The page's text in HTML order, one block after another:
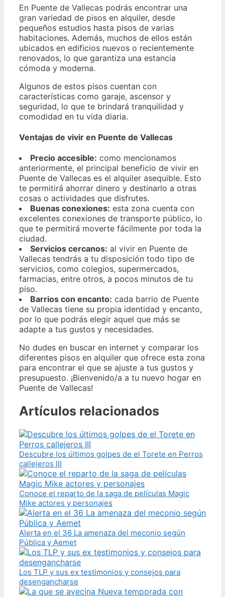
En Puente de Vallecas podrás encontrar una
gran variedad de pisos en alquiler, desde
pequeños estudios hasta pisos de varias
habitaciones. Además, muchos de ellos están
ubicados en edificios nuevos o recientemente
renovados, lo que garantiza una estancia
cómoda y moderna.
Algunos de estos pisos cuentan con
características como garaje, ascensor y
seguridad, lo que te brindará tranquilidad y
comodidad en tu vida diaria.
Ventajas de vivir en Puente de Vallecas
Precio accesible: como mencionamos
anteriormente, el principal beneficio de vivir en
Puente de Vallecas es el alquiler asequible. Esto
te permitirá ahorrar dinero y destinarlo a otras
cosas o actividades que disfrutes.
Buenas conexiones: esta zona cuenta con
excelentes conexiones de transporte público, lo
que te permitirá moverte fácilmente por toda la
ciudad.
Servicios cercanos: al vivir en Puente de
Vallecas tendrás a tu disposición todo tipo de
servicios, como colegios, supermercados,
farmacias, entre otros, a pocos minutos de tu
piso.
Barrios con encanto: cada barrio de Puente
de Vallecas tiene su propia identidad y encanto,
por lo que podrás elegir aquel que más se
adapte a tus gustos y necesidades.
No dudes en buscar en internet y comparar los
diferentes pisos en alquiler que ofrece esta zona
para encontrar el que se ajuste a tus gustos y
presupuesto. ¡Bienvenido/a a tu nuevo hogar en
Puente de Vallecas!
Artículos relacionados
Descubre los últimos golpes de el Torete en Perros
callejeros III
Conoce el reparto de la saga de películas Magic
Mike actores y personajes
Alerta en el 36 La amenaza del meconio según
Pública y Aemet
Los TLP y sus ex testimonios y consejos para
desengancharse